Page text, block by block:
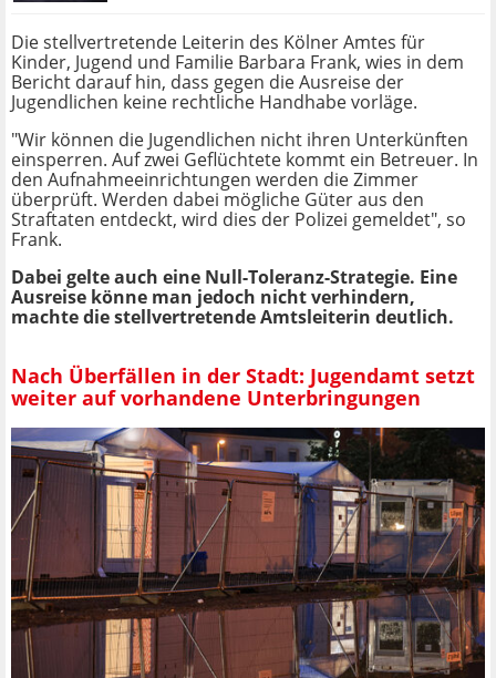
Die stellvertretende Leiterin des Kölner Amtes für
Kinder, Jugend und Familie Barbara Frank, wies in dem
Bericht darauf hin, dass gegen die Ausreise der
Jugendlichen keine rechtliche Handhabe vorläge.
"Wir können die Jugendlichen nicht ihren Unterkünften
einsperren. Auf zwei Geflüchtete kommt ein Betreuer. In
den Aufnahmeeinrichtungen werden die Zimmer
überprüft. Werden dabei mögliche Güter aus den
Straftaten entdeckt, wird dies der Polizei gemeldet", so
Frank.
Dabei gelte auch eine Null-Toleranz-Strategie. Eine
Ausreise könne man jedoch nicht verhindern,
machte die stellvertretende Amtsleiterin deutlich.
Nach Überfällen in der Stadt: Jugendamt setzt
weiter auf vorhandene Unterbringungen